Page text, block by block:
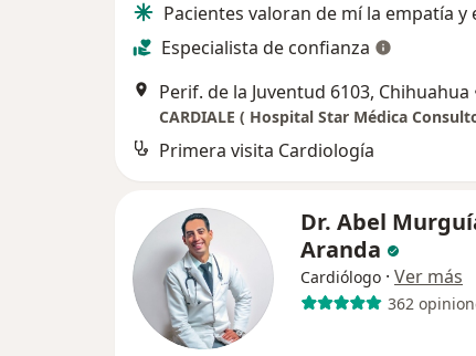
Pacientes valoran de mí la empatía y
Especialista de confianza
Perif. de la Juventud 6103, Chihuahua
Primera visita Cardiología
Dr. Abel
Aranda
Cardiólogo · Ver más
362